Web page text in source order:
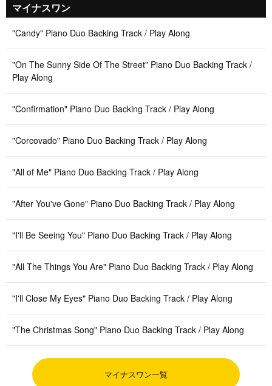
マイナスワン
"Candy" Piano Duo Backing Track / Play Along
"On The Sunny Side Of The Street" Piano Duo Backing Track /
Play Along
"Confirmation" Piano Duo Backing Track / Play Along
"Corcovado" Piano Duo Backing Track / Play Along
"All of Me" Piano Duo Backing Track / Play Along
"After You've Gone" Piano Duo Backing Track / Play Along
"I'll Be Seeing You" Piano Duo Backing Track / Play Along
"All The Things You Are" Piano Duo Backing Track / Play Along
"I'll Close My Eyes" Piano Duo Backing Track / Play Along
"The Christmas Song" Piano Duo Backing Track / Play Along
マイナスワン一覧